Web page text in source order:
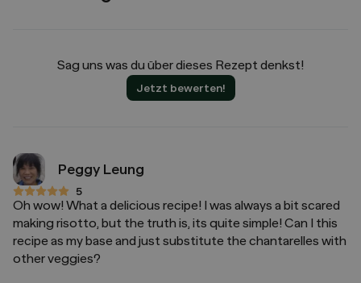
Sag uns was du über dieses Rezept denkst!
Jetzt bewerten!
Peggy Leung
5
5 von 5 Sternen
Oh wow! What a delicious recipe! I was always a bit scared
making risotto, but the truth is, its quite simple! Can I this
recipe as my base and just substitute the chantarelles with
other veggies?